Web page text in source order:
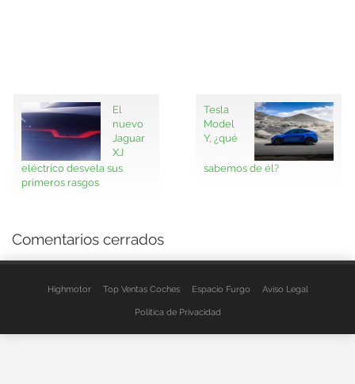
El
nuevo
Jaguar
XJ
eléctrico desvela sus
primeros rasgos
Tesla
Model
Y, ¿qué
sabemos de él?
Comentarios cerrados
Highmotor Top Ventas Coches Espacio Furgo Aviso Legal
Política de Privacidad